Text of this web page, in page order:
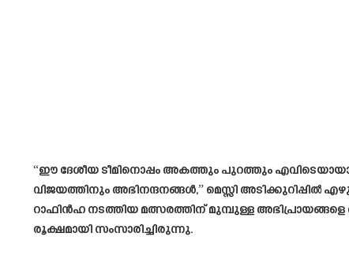
“ഈ ദേശീയ ടീമിനൊപ്പം അകത്തും പുറത്തും
വിജയത്തിനും അഭിനന്ദനങ്ങൾ,” മെസ്സി
റാഫിൻഹ നടത്തിയ മത്സരത്തിന് മുമ്പുള്ള
രൂക്ഷമായി സംസാരിച്ചിരുന്നു.